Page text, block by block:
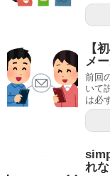
【
メ
前回
いて
は必
れ